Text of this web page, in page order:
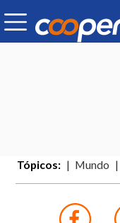
Tópicos: Mundo